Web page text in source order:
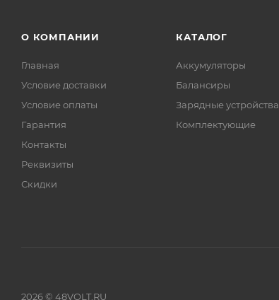
О КОМПАНИИ
Главная
Условие доставки
Условие оплаты
Гарантия
Контакты
Реквизиты
Скидки
КАТАЛОГ
Аккумуляторы
Балансиры
Зарядные устройства
Комплектующие
2026 © 48VOLT.RU